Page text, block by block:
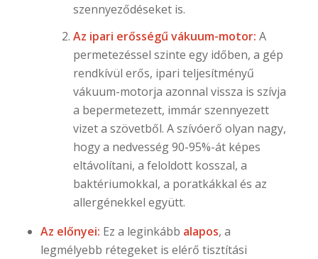
szennyeződéseket is.
Az ipari erősségű vákuum-motor: A
permetezéssel szinte egy időben, a gép
rendkívül erős, ipari teljesítményű
vákuum-motorja azonnal vissza is szívja
a bepermetezett, immár szennyezett
vizet a szövetből. A szívóerő olyan nagy,
hogy a nedvesség 90-95%-át képes
eltávolítani, a feloldott kosszal, a
baktériumokkal, a poratkákkal és az
allergénekkel együtt.
Az előnyei: Ez a leginkább alapos, a
legmélyebb rétegeket is elérő tisztítási